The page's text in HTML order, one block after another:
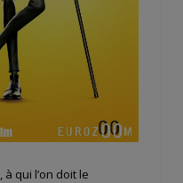
, à qui l’on doit le